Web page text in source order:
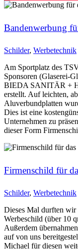
Bandenwerbung
Schilder, Werbetechnik
Am Sportplatz des
Sponsoren (Glaserei-
BIEDA SANITÄR +
erstellt. Auf leichten,
Aluverbundplatten
Dies ist eine
Unternehmen zu
dieser Form
Firmenschild für
Schilder, Werbetechnik
Dieses Mal durften
Werbeschild (über 10
Außerdem
auf von uns
Michael für diesen